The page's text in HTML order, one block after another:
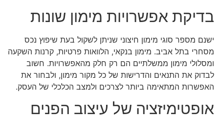
בדיקת אפשרויות מימון שונות
ישנם מספר סוגי מימון חיצוני שניתן לשקול בעת שיפוץ נכס
מסחרי בתל אביב. מימון בנקאי, הלוואות פרטיות, קרנות השקעה
ומסלולי מימון ממשלתיים הם רק חלק מהאפשרויות. חשוב
לבדוק את התנאים והדרישות של כל מקור מימון, ולבחור את
האפשרות המתאימה ביותר לצרכים ולמצב הכלכלי של העסק.
אופטימיזציה של עיצוב הפנים